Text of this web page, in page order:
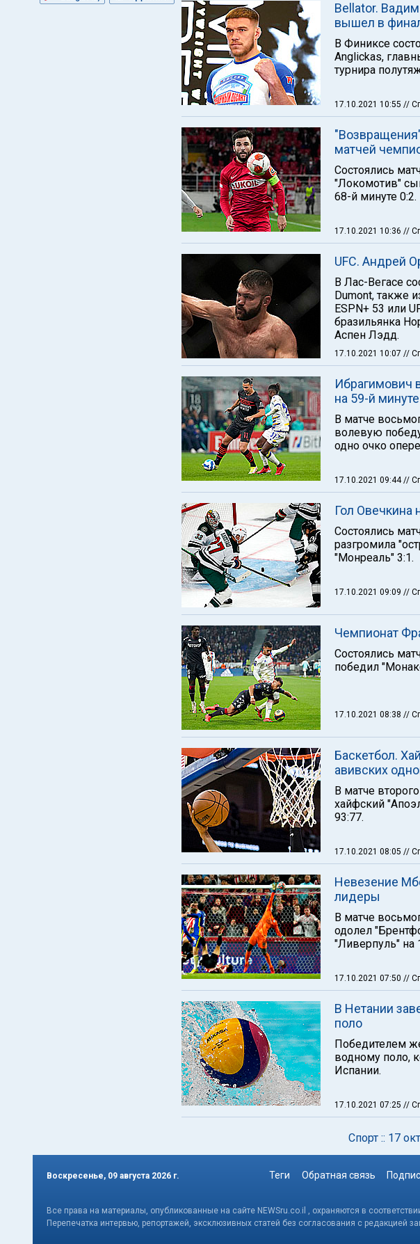
Bellator.
вышел в
В Финиксе
Anglickas,
турнира
17.10.2021 10:55 //
матчей
Состоялись
"Локомотив"
68-й минуте 0:2.
17.10.2021 10:36 //
UFC. Андрей
В Лас-Вегасе
Dumont, также
ESPN+ 53 или
бразильянка
Аспен Лэдд.
17.10.2021 10:07 //
Ибрагимович
на 59-й
В матче
волевую
одно очко
17.10.2021 09:44//
Гол Овечкина
Состоялись
разгромила
"Монреаль" 3:1.
17.10.2021 09:09 //
Чемпионат
Состоялись
победил
17.10.2021 08:38 //
Баскетбол.
авивских
В матче
хайфский
93:77.
17.10.2021 08:05 //
Невезение
лидеры
В матче
одолел
"Ливерпуль" на
17.10.2021 07:50 //
В Нетании
поло
Победителем
водному поло,
Испании.
17.10.2021 07:25 //
Спорт :: 17
Воскресенье, 09 августа 2026 г. Теги Обратная связь
Все права на материалы, опубликованные на сайте NEWSru.co.il , охраняются в
Перепечатка интервью, репортажей, эксклюзивных статей без согласования с редакцией